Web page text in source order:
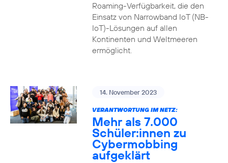
Roaming-Verfügbarkeit, die den
Einsatz von Narrowband IoT (NB-
IoT)-Lösungen auf allen
Kontinenten und Weltmeeren
ermöglicht.
14. November 2023
VERANTWORTUNG IM NETZ:
Mehr als 7.000
Schüler:innen zu
Cybermobbing
aufgeklärt